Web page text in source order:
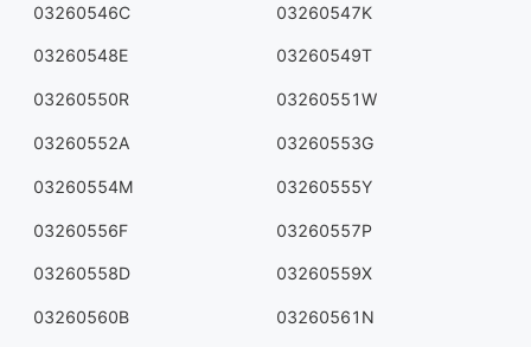
03260546C 03260547K
03260548E 03260549T
03260550R 03260551W
03260552A 03260553G
03260554M 03260555Y
03260556F 03260557P
03260558D 03260559X
03260560B 03260561N